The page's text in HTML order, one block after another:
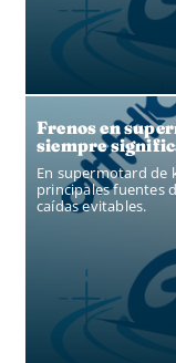
Frenos en
siempre
En supermotard de
principales fuentes
caídas evitables.